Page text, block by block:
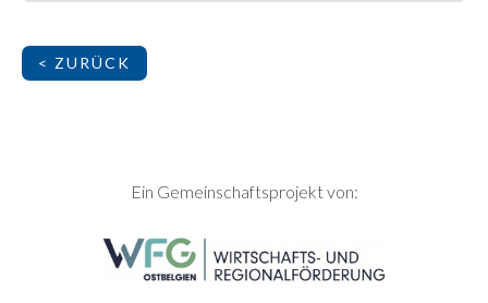
< ZURÜCK
SEITENFUSSEin Gemeinschaftsprojekt von: